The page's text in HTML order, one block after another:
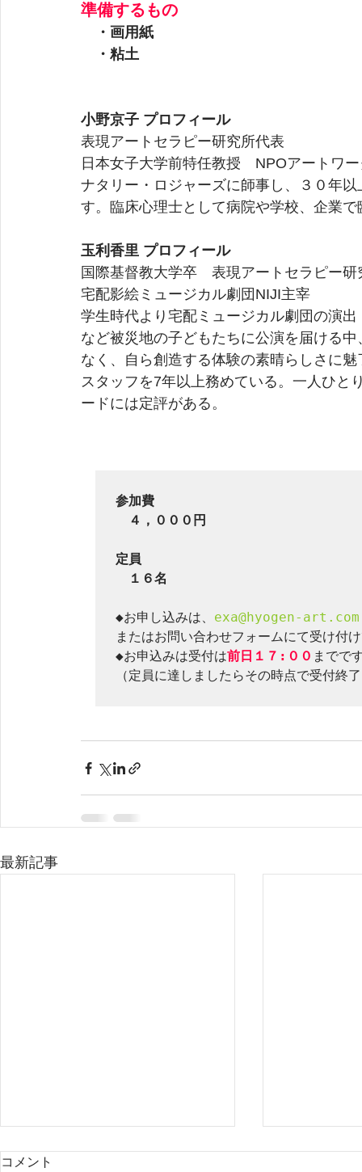
準備するもの
・画用紙
・粘土
小野京子 プロフィール
表現アートセラピー研究所代表
日本女子大学前特任教授　NPOアートワ
ナタリー・ロジャーズに師事し、３０年
す。臨床心理士として病院や学校、企業
玉利香里 プロフィール
国際基督教大学卒　表現アートセラピー
宅配影絵ミュージカル劇団NIJI主宰
学生時代より宅配ミュージカル劇団の演
など被災地の子どもたちに公演を届ける
なく、自ら創造する体験の素晴らしさに
スタッフを7年以上務めている。一人ひと
ードには定評がある。
参加費
４，０００円
定員
１６名
◆お申し込みは、 exa@hyogen-art.com
またはお問い合わせフォームにて受け付
◆お申込みは受付は前日１７:００ までで
（定員に達しましたらその時点で受付終
最新記事
2024年7月～ファシリテータ
5月18日(土
コメント